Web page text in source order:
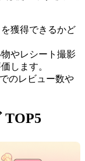
獲得できるかど
物やレシート撮影
します。
のレビュー数や
TOP5